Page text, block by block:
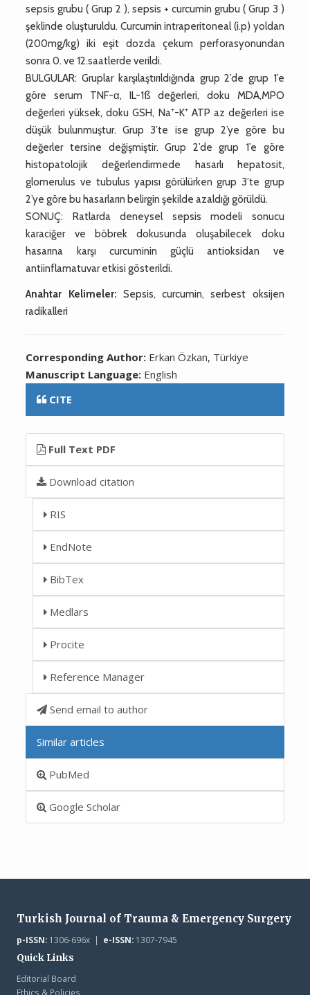
sepsis grubu ( Grup 2 ), sepsis + curcumin grubu ( Grup 3 )
şeklinde oluşturuldu. Curcumin intraperitoneal (i.p) yoldan
(200mg/kg) iki eşit dozda çekum perforasyonundan
sonra 0. ve 12.saatlerde verildi.
BULGULAR: Gruplar karşılaştırıldığında grup 2’de grup 1’e
göre serum TNF-α, IL-1ß değerleri, doku MDA,MPO
değerleri yüksek, doku GSH, Na⁺-K⁺ ATP az değerleri ise
düşük bulunmuştur. Grup 3’te ise grup 2’ye göre bu
değerler tersine değişmiştir. Grup 2’de grup 1’e göre
histopatolojik değerlendirmede hasarlı hepatosit,
glomerulus ve tubulus yapısı görülürken grup 3’te grup
2’ye göre bu hasarların belirgin şekilde azaldığı görüldü.
SONUÇ: Ratlarda deneysel sepsis modeli sonucu
karaciğer ve böbrek dokusunda oluşabilecek doku
hasarına karşı curcuminin güçlü antioksidan ve
antiinflamatuvar etkisi gösterildi.
Anahtar Kelimeler: Sepsis, curcumin, serbest oksijen
radikalleri
Corresponding Author: Erkan Özkan, Türkiye
Manuscript Language: English
CITE
Full Text PDF
Download citation
RIS
EndNote
BibTex
Medlars
Procite
Reference Manager
Send email to author
Similar articles
PubMed
Google Scholar
Turkish Journal of Trauma & Emergency Surgery
p-ISSN:1306-696x | e-ISSN:1307-7945
Quick Links
Editorial Board
Ethics & Policies